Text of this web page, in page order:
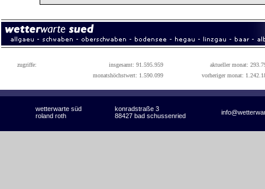
zugriffe: insgesamt: 91.595.959
aktueller monat:
monatshöchstwert: 1.590.099
vorheriger monat:
wetterwarte süd konradstraße 3
roland roth 88427 bad schussenried